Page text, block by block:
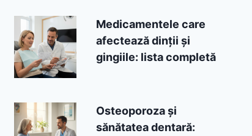
Medicamentele care
afectează dinții și
gingiile: lista completă
Osteoporoza și
sănătatea dentară: